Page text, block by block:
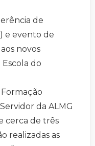
de
e evento de
novos
do
da ALMG
cerca de três
realizadas as